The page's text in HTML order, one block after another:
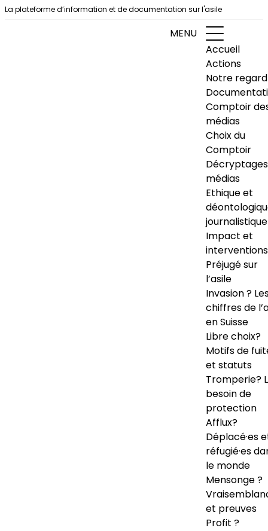
Aller au contenu
La plateforme d’information et de documentation sur l'asile
MENU
Accueil
Actions
Notre regard
Comptoir
médias
Choix du
Comptoir
Décryptages
médias
Ethique et
journalistique
Impact et
interventions
Préjugé sur
l’asile
Invasion ?
chiffres de
en Suisse
Libre choix?
Motifs de
et statuts
Tromperie?
besoin de
protection
Afflux?
Déplacé·es
réfugié·es
le monde
Mensonge ?
et preuves
Profit ?